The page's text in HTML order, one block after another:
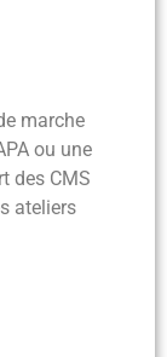
marche
ou une
des CMS
ateliers